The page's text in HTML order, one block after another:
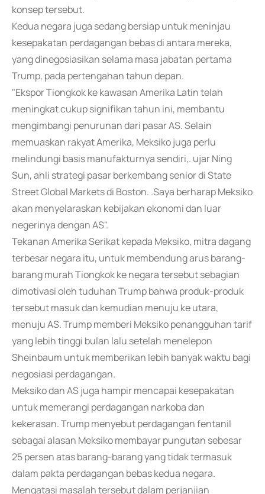
konsep tersebut.
Kedua negara juga sedang bersiap untuk meninjau
kesepakatan perdagangan bebas di antara mereka,
yang dinegosiasikan selama masa jabatan pertama
Trump, pada pertengahan tahun depan.
"Ekspor Tiongkok ke kawasan Amerika Latin telah
meningkat cukup signifikan tahun ini, membantu
mengimbangi penurunan dari pasar AS. Selain
memuaskan rakyat Amerika, Meksiko juga perlu
melindungi basis manufakturnya sendiri,. ujar Ning
Sun, ahli strategi pasar berkembang senior di State
Street Global Markets di Boston. .Saya berharap Meksiko
akan menyelaraskan kebijakan ekonomi dan luar
negerinya dengan AS".
Tekanan Amerika Serikat kepada Meksiko, mitra dagang
terbesar negara itu, untuk membendung arus barang-
barang murah Tiongkok ke negara tersebut sebagian
dimotivasi oleh tuduhan Trump bahwa produk-produk
tersebut masuk dan kemudian menuju ke utara,
menuju AS. Trump memberi Meksiko penangguhan tarif
yang lebih tinggi bulan lalu setelah menelepon
Sheinbaum untuk memberikan lebih banyak waktu bagi
negosiasi perdagangan.
Meksiko dan AS juga hampir mencapai kesepakatan
untuk memerangi perdagangan narkoba dan
kekerasan. Trump menyebut perdagangan fentanil
sebagai alasan Meksiko membayar pungutan sebesar
25 persen atas barang-barang yang tidak termasuk
dalam pakta perdagangan bebas kedua negara.
Mengatasi masalah tersebut dalam perjanjian